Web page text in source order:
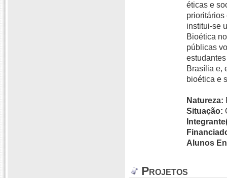
éticas e
prioritários
institui-se
Bioética
públicas
Brasília e,
bioética e
Natureza:
Situação:
Alunos
Projetos